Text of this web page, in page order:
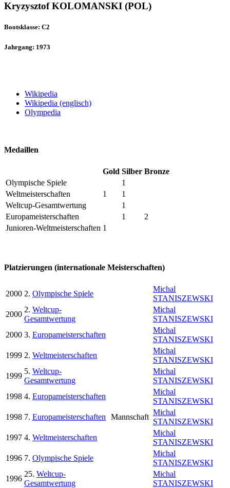
Kryzysztof KOLOMANSKI (POL)
Bootsklasse: C2
Jahrgang: 1973
Wikipedia
Wikipedia (englisch)
Olympedia
Medaillen
Gold Silber Bronze
Olympische Spiele
1
Weltmeisterschaften
1
1
Weltcup-Gesamtwertung
1
Europameisterschaften
1
2
Junioren-Weltmeisterschaften 1
Platzierungen (internationale Meisterschaften)
2000 2. Olympische Spiele
Michal
STANISZEWSKI
2000
2. Weltcup-
Gesamtwertung
Michal
STANISZEWSKI
2000 3. Europameisterschaften
Michal
STANISZEWSKI
1999 2. Weltmeisterschaften
Michal
STANISZEWSKI
1999
5. Weltcup-
Gesamtwertung
Michal
STANISZEWSKI
1998 4. Europameisterschaften
Michal
STANISZEWSKI
1998 7. Europameisterschaften Mannschaft
Michal
STANISZEWSKI
1997 4. Weltmeisterschaften
Michal
STANISZEWSKI
1996 7. Olympische Spiele
Michal
STANISZEWSKI
1996
25. Weltcup-
Gesamtwertung
Michal
STANISZEWSKI